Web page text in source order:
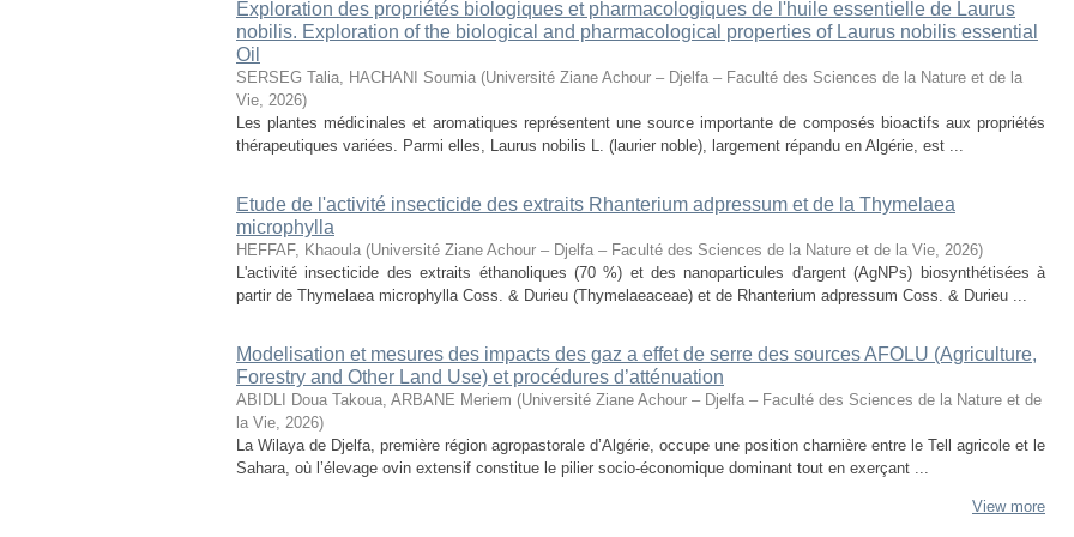
Exploration des propriétés biologiques et pharmacologiques de l'huile essentielle de Laurus
nobilis. Exploration of the biological and pharmacological properties of Laurus nobilis essential
Oil
SERSEG Talia, HACHANI Soumia (Université Ziane Achour – Djelfa – Faculté des Sciences de la Nature et de la
Vie, 2026)
Les plantes médicinales et aromatiques représentent une source importante de composés bioactifs aux propriétés
thérapeutiques variées. Parmi elles, Laurus nobilis L. (laurier noble), largement répandu en Algérie, est ...
Etude de l'activité insecticide des extraits Rhanterium adpressum et de la Thymelaea
microphylla
HEFFAF, Khaoula (Université Ziane Achour – Djelfa – Faculté des Sciences de la Nature et de la Vie, 2026)
L'activité insecticide des extraits éthanoliques (70 %) et des nanoparticules d'argent (AgNPs) biosynthétisées à
partir de Thymelaea microphylla Coss. & Durieu (Thymelaeaceae) et de Rhanterium adpressum Coss. & Durieu ...
Modelisation et mesures des impacts des gaz a effet de serre des sources AFOLU (Agriculture,
Forestry and Other Land Use) et procédures d’atténuation
ABIDLI Doua Takoua, ARBANE Meriem (Université Ziane Achour – Djelfa – Faculté des Sciences de la Nature et de
la Vie, 2026)
La Wilaya de Djelfa, première région agropastorale d’Algérie, occupe une position charnière entre le Tell agricole et le
Sahara, où l’élevage ovin extensif constitue le pilier socio-économique dominant tout en exerçant ...
View more